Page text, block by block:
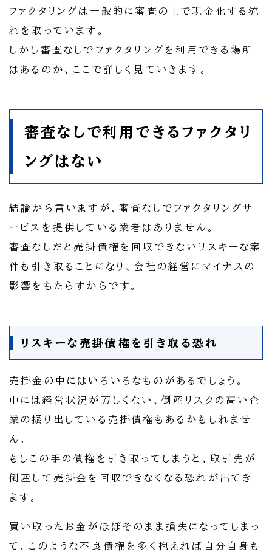
ファクタリングは一般的に審査の上で現金化する流
れを取っています。
しかし審査なしでファクタリングを利用できる場所
はあるのか、ここで詳しく見ていきます。
審査なしで利用できるファクタリ
ングはない
結論から言いますが、審査なしでファクタリングサ
ービスを提供している業者はありません。
審査なしだと売掛債権を回収できないリスキーな案
件も引き取ることになり、会社の経営にマイナスの
影響をもたらすからです。
リスキーな売掛債権を引き取る恐れ
売掛金の中にはいろいろなものがあるでしょう。
中には経営状況が芳しくない、倒産リスクの高い企
業の振り出している売掛債権もあるかもしれませ
ん。
もしこの手の債権を引き取ってしまうと、取引先が
倒産して売掛金を回収できなくなる恐れが出てき
ます。
買い取ったお金がほぼそのまま損失になってしまっ
て、このような不良債権を多く抱えれば自分自身も